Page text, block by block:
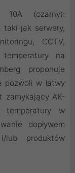
10A (czarny):
taki jak serwery,
CCTV,
na
proponuje
pozwoli w łatwy
zamykający AK-
temperatury w
dopływem
lub produktów